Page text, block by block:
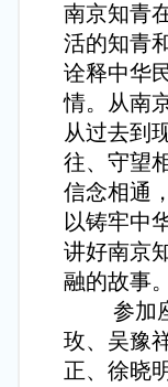
南京知青
活的知青
诠释中华
情。从南
从过去到
往、守望
信念相通
以铸牢中
讲好南京
融的故事。
参加座
玫、吴豫
正、徐晓